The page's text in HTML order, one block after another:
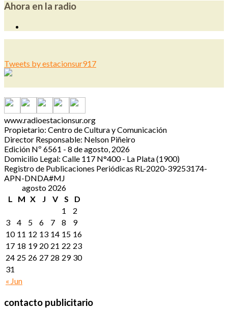
Ahora en la radio
Tweets by estacionsur917
www.radioestacionsur.org
Propietario: Centro de Cultura y Comunicación
Director Responsable: Nelson Piñeiro
Edición Nº 6561 - 8 de agosto, 2026
Domicilio Legal: Calle 117 N°400 - La Plata (1900)
Registro de Publicaciones Periódicas RL-2020-39253174-
APN-DNDA#MJ
agosto 2026
L
M X J V S D
« Jun
1
2
3
4 5 6 7 8
9
10 11 12 13 14 15 16
17 18 19 20 21 22 23
24 25 26 27 28 29 30
31
contacto publicitario